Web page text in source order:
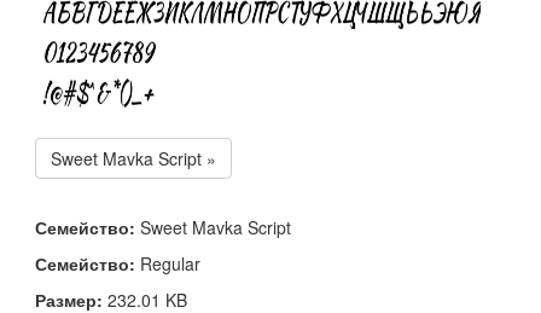
Sweet Mavka Script »
Семейство: Sweet Mavka Script
Семейство: Regular
Размер: 232.01 KB